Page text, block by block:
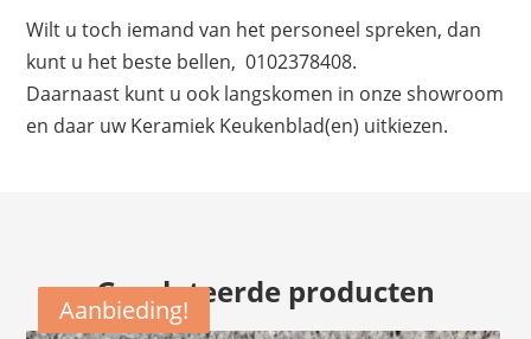
Wilt u toch iemand van het personeel spreken, dan
kunt u het beste bellen, 0102378408.
Daarnaast kunt u ook langskomen in onze showroom
en daar uw Keramiek Keukenblad(en) uitkiezen.
Gerelateerde producten
Aanbieding!
Aanbieding!
Aanbieding!
Aanbieding!